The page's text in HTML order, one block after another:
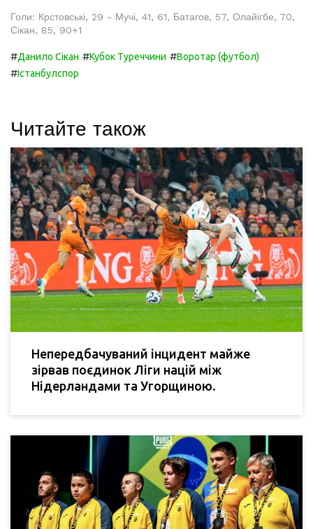
Голи: Крстовські, 29 - Мучі, 41, 61, Батагов, 57, Олайігбе, 70,
Сікан, 85, 90+1
#Данило Сікан #Кубок Туреччини #Воротар (футбол)
#Істанбулспор
Читайте також
Непередбачуваний інцидент майже
зірвав поєдинок Ліги націй між
Нідерландами та Угорщиною.